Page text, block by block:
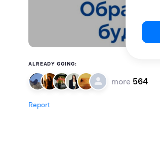
ALREADY GOING:
more 564
Report